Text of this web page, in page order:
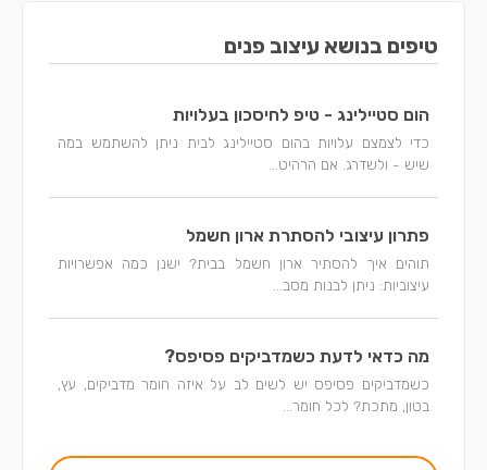
טיפים בנושא עיצוב פנים
הום סטיילינג - טיפ לחיסכון בעלויות
כדי לצמצם עלויות בהום סטיילינג לבית ניתן להשתמש במה
שיש - ולשדרג. אם הרהיט...
פתרון עיצובי להסתרת ארון חשמל
תוהים איך להסתיר ארון חשמל בבית? ישנן כמה אפשרויות
עיצוביות: ניתן לבנות מסב...
מה כדאי לדעת כשמדביקים פסיפס?
כשמדביקים פסיפס יש לשים לב על איזה חומר מדביקים, עץ,
בטון, מתכת? לכל חומר...